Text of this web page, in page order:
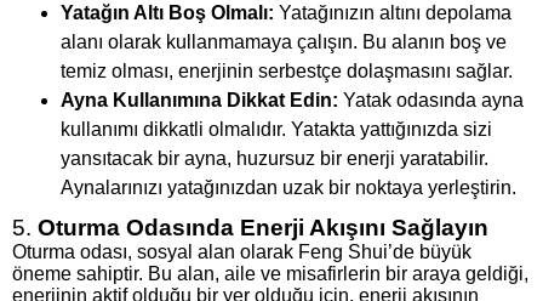
Yatağın Altı Boş Olmalı: Yatağınızın altını depolama
alanı olarak kullanmamaya çalışın. Bu alanın boş ve
temiz olması, enerjinin serbestçe dolaşmasını sağlar.
Ayna Kullanımına Dikkat Edin: Yatak odasında ayna
kullanımı dikkatli olmalıdır. Yatakta yattığınızda sizi
yansıtacak bir ayna, huzursuz bir enerji yaratabilir.
Aynalarınızı yatağınızdan uzak bir noktaya yerleştirin.
5. Oturma Odasında Enerji Akışını Sağlayın
Oturma odası, sosyal alan olarak Feng Shui’de büyük
öneme sahiptir. Bu alan, aile ve misafirlerin bir araya geldiği,
enerjinin aktif olduğu bir yer olduğu için, enerji akışının